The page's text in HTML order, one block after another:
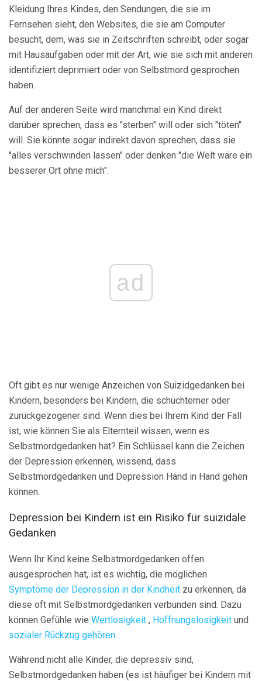
Kleidung Ihres Kindes, den Sendungen, die sie im
Fernsehen sieht, den Websites, die sie am Computer
besucht, dem, was sie in Zeitschriften schreibt, oder sogar
mit Hausaufgaben oder mit der Art, wie sie sich mit anderen
identifiziert deprimiert oder von Selbstmord gesprochen
haben.
Auf der anderen Seite wird manchmal ein Kind direkt
darüber sprechen, dass es "sterben" will oder sich "töten"
will. Sie könnte sogar indirekt davon sprechen, dass sie
"alles verschwinden lassen" oder denken "die Welt wäre ein
besserer Ort ohne mich".
ad
Oft gibt es nur wenige Anzeichen von Suizidgedanken bei
Kindern, besonders bei Kindern, die schüchterner oder
zurückgezogener sind. Wenn dies bei Ihrem Kind der Fall
ist, wie können Sie als Elternteil wissen, wenn es
Selbstmordgedanken hat? Ein Schlüssel kann die Zeichen
der Depression erkennen, wissend, dass
Selbstmordgedanken und Depression Hand in Hand gehen
können.
Depression bei Kindern ist ein Risiko für suizidale
Gedanken
Wenn Ihr Kind keine Selbstmordgedanken offen
ausgesprochen hat, ist es wichtig, die möglichen
Symptome der Depression in der Kindheit zu erkennen, da
diese oft mit Selbstmordgedanken verbunden sind. Dazu
können Gefühle wie Wertlosigkeit , Hoffnungslosigkeit und
sozialer Rückzug gehören .
Während nicht alle Kinder, die depressiv sind,
Selbstmordgedanken haben (es ist häufiger bei Kindern mit